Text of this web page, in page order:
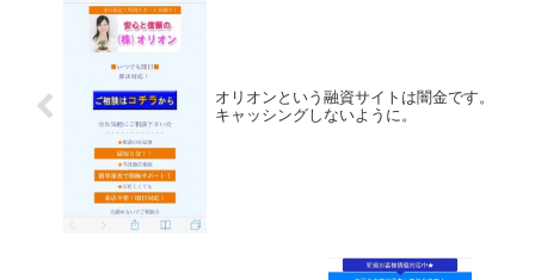
オリオンという融資サイトは闇金です。
キャッシングしないように。